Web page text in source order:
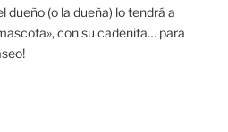
dueño (o la dueña) lo tendrá a
con su cadenita… para